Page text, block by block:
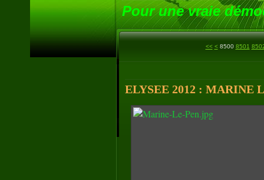
Pour une vraie
<< < 8500 8501
ELYSEE 2012 : MARINE